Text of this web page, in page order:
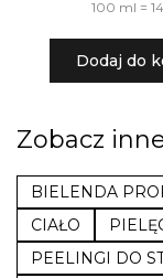
100 ml =
Dodaj do
Zobacz
BIELENDA
CIAŁO
PEELINGI DO